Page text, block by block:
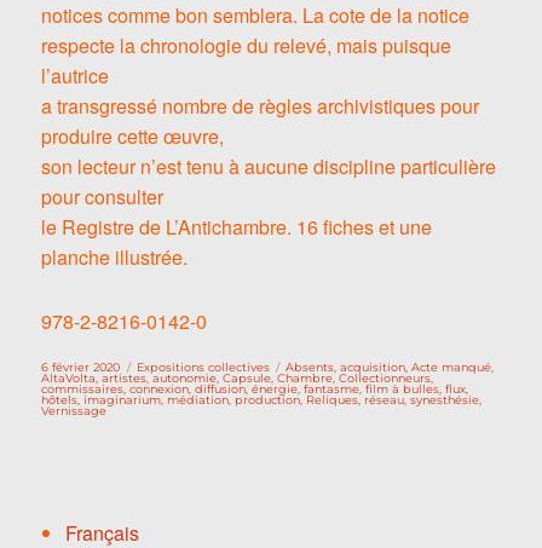
notices comme bon semblera. La cote de la notice
respecte la chronologie du relevé, mais puisque
l’autrice
a transgressé nombre de règles archivistiques pour
produire cette œuvre,
son lecteur n’est tenu à aucune discipline particulière
pour consulter
le Registre de L’Antichambre. 16 fiches et une
planche illustrée.
978-2-8216-0142-0
Publié
le
6 février 2020 Catégories
Expositions collectives Étiquettes
Absents ,acquisition ,Acte manqué
AltaVolta ,artistes ,autonomie ,Capsule ,Chambre,Collectionneurs
commissaires ,connexion ,diffusion ,énergie ,fantasme ,film à bulles ,flux
hôtels imaginarium médiation production Reliques, réseau ,synesthésie
Vernissage
Français